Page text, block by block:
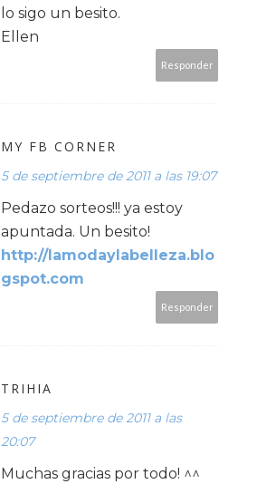
lo sigo un besito.
Ellen
Responder
MY FB CORNER
5 de septiembre de 2011 a las 19:07
Pedazo sorteos!!! ya estoy
apuntada. Un besito!
http://lamodaylabelleza.blo
gspot.com
Responder
TRIHIA
5 de septiembre de 2011 a las
20:07
Muchas gracias por todo! ^^